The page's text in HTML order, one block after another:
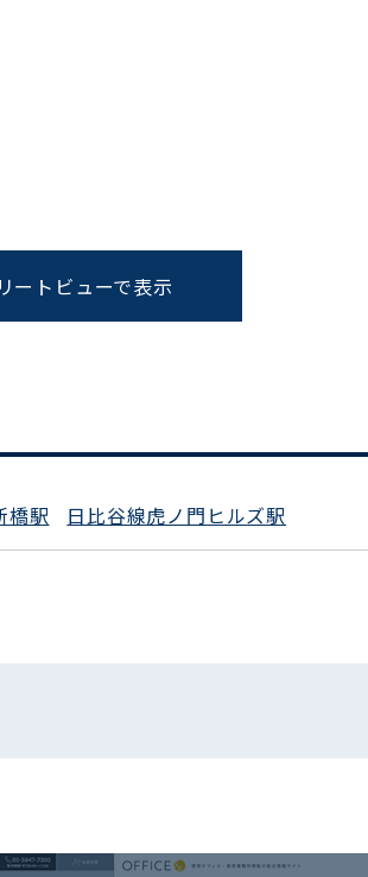
ートビューで表示
橋駅 日比谷線虎ノ門ヒルズ駅